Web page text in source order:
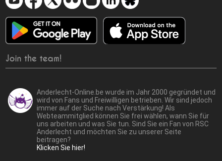
Join the team!
Anderlecht-Online.be wurde im Jahr 2000 gegründet und
wird von Fans und Freiwilligen betrieben. Wir sind jedoch
immer auf der Suche nach Verstärkung! Als
Webteammitglied können Sie frei wählen, wann Sie für
uns arbeiten und was Sie tun. Sind Sie ein Fan von RSC
Anderlecht und möchten Sie zu unserer Seite
beitragen?
Klicken Sie hier!